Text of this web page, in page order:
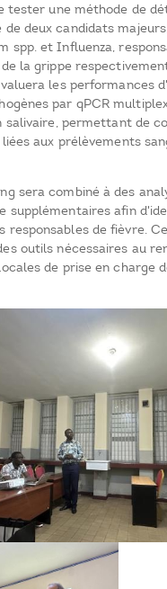
tester une méthode de
de deux candidats
spp. et Influenza,
la grippe
les performances
par qPCR
salivaire, permettant de
aux prélèvements
sera combiné à des
supplémentaires afin
responsables de fièvre.
outils nécessaires au
de prise en charge